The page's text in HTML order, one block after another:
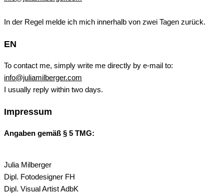
In der Regel melde ich mich innerhalb von zwei Tagen zurück.
EN
To contact me, simply write me directly by e-mail to:
info@juliamilberger.com
I usually reply within two days.
Impressum
Angaben gemäß § 5 TMG:
Julia Milberger
Dipl. Fotodesigner FH
Dipl. Visual Artist AdbK